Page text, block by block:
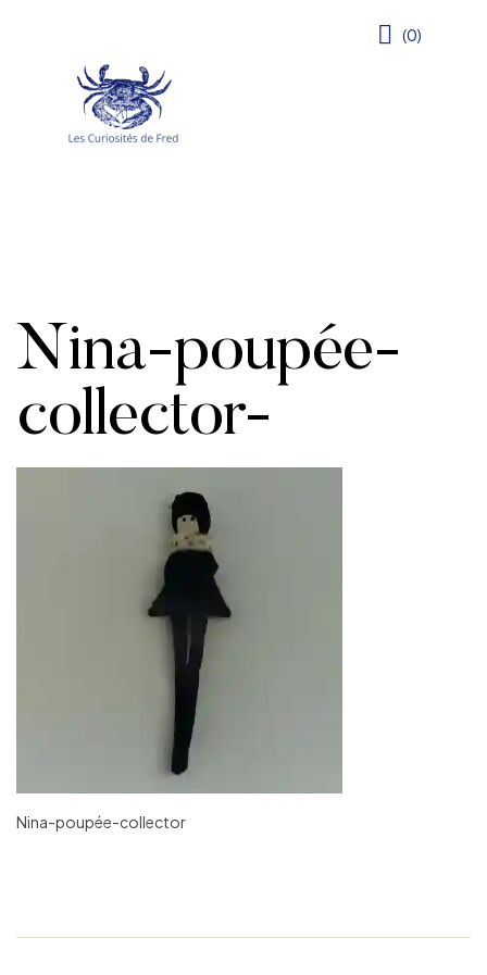
(0)
Nina-poupée-
collector-
Nina-poupée-collector